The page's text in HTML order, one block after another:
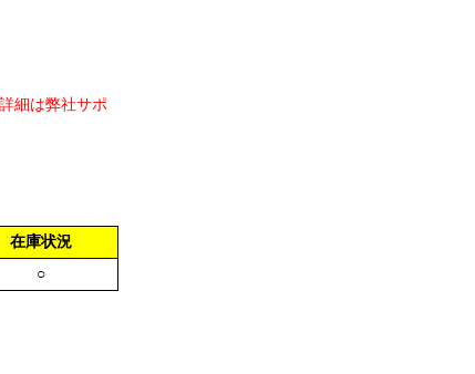
細は弊社サポ
在庫状況
○